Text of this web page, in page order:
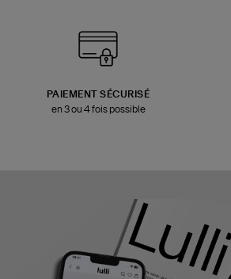
PAIEMENT SÉCURISÉ
en 3 ou 4 fois possible